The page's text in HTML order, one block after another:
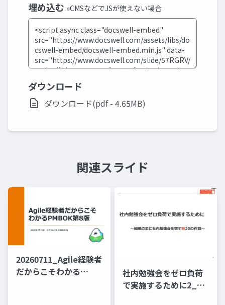
埋め込む »CMSなどでJSが使えない場合
ダウンロード
ダウンロード(pdf - 4.65MB)
関連スライド
20260711_Agile経験者
だから​こそわかる​
社内勉強会をゼロ負荷
で実施するために2_20